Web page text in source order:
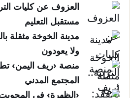
العزوف عن كليات
مستقبل التعليم
مدينة الخوخة مثقلة
ولا يعودون
منصة ‹ريف اليمن›
المجتمع المدني
‹الظهرة› في